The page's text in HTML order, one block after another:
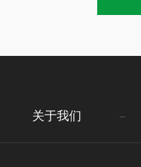
关于我们